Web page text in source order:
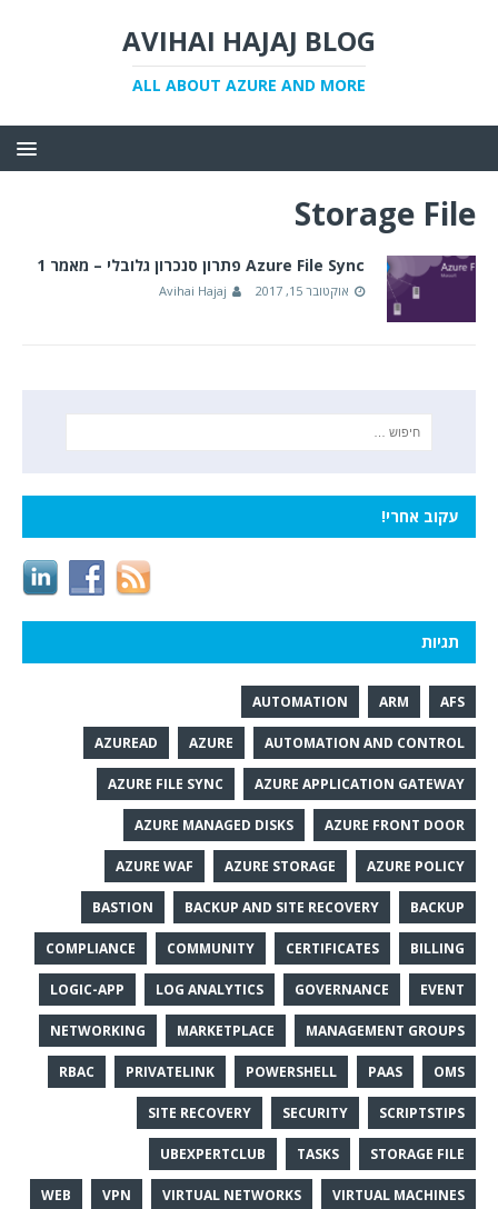
AVIHAI HAJAJ BLOG
ALL ABOUT AZURE AND MORE
Storage File
Azure File Sync פתרון סנכרון גלובלי – מאמר 1
אוקטובר 15, 2017 Avihai Hajaj
עקוב אחרי!
תגיות
AFS
ARM
AUTOMATION
AUTOMATION AND CONTROL
AZURE
AZUREAD
AZURE APPLICATION GATEWAY
AZURE FILE SYNC
AZURE FRONT DOOR
AZURE MANAGED DISKS
AZURE POLICY
AZURE STORAGE
AZURE WAF
BACKUP
BACKUP AND SITE RECOVERY
BASTION
BILLING
CERTIFICATES
COMMUNITY
COMPLIANCE
EVENT
GOVERNANCE
LOG ANALYTICS
LOGIC-APP
MANAGEMENT GROUPS
MARKETPLACE
NETWORKING
OMS
PAAS
POWERSHELL
PRIVATELINK
RBAC
SCRIPTSTIPS
SECURITY
SITE RECOVERY
STORAGE FILE
TASKS
UBEXPERTCLUB
VIRTUAL MACHINES
VIRTUAL NETWORKS
VPN
WEB